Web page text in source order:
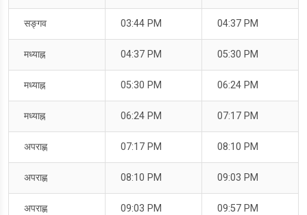
सङ्गव 03:44 PM 04:37 PM
मध्याह्न 04:37 PM 05:30 PM
मध्याह्न 05:30 PM 06:24 PM
मध्याह्न 06:24 PM 07:17 PM
अपराह्ण 07:17 PM 08:10 PM
अपराह्ण 08:10 PM 09:03 PM
अपराह्ण 09:03 PM 09:57 PM